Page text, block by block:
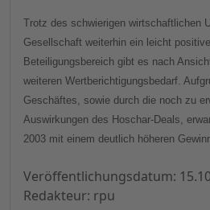
Trotz des schwierigen wirtschaftlichen
Gesellschaft weiterhin ein leicht
Beteiligungsbereich gibt es nach
weiteren Wertberichtigungsbedarf.
Geschäftes, sowie durch die noch zu
Auswirkungen des Hoschar-Deals,
2003 mit einem deutlich höheren
Veröffentlichungsdatum:
Redakteur: rpu